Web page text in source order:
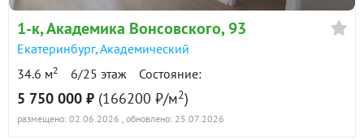
1-к, Академика Вонсовского, 93
Екатеринбург,Академический
34.6 м2 6/25 этаж Состояние:
5 750 000 ₽ (166200 ₽/м2)
размещено: 02.06.2026 , обновлено: 25.07.2026